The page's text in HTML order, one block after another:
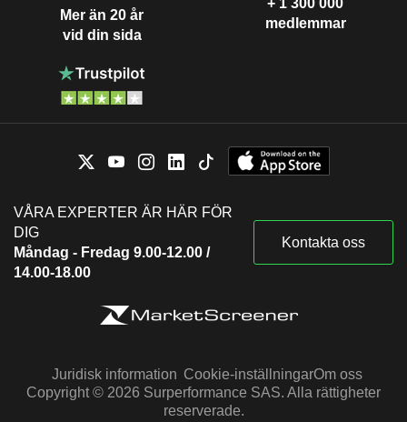
Mer än 20 år
vid din sida
+ 1 300 000
medlemmar
VÅRA EXPERTER ÄR HÄR FÖR
DIG
Måndag - Fredag 9.00-12.00 /
14.00-18.00
Kontakta oss
Juridisk information Cookie-inställningarOm oss
Copyright © 2026 Surperformance SAS. Alla rättigheter
reserverade.